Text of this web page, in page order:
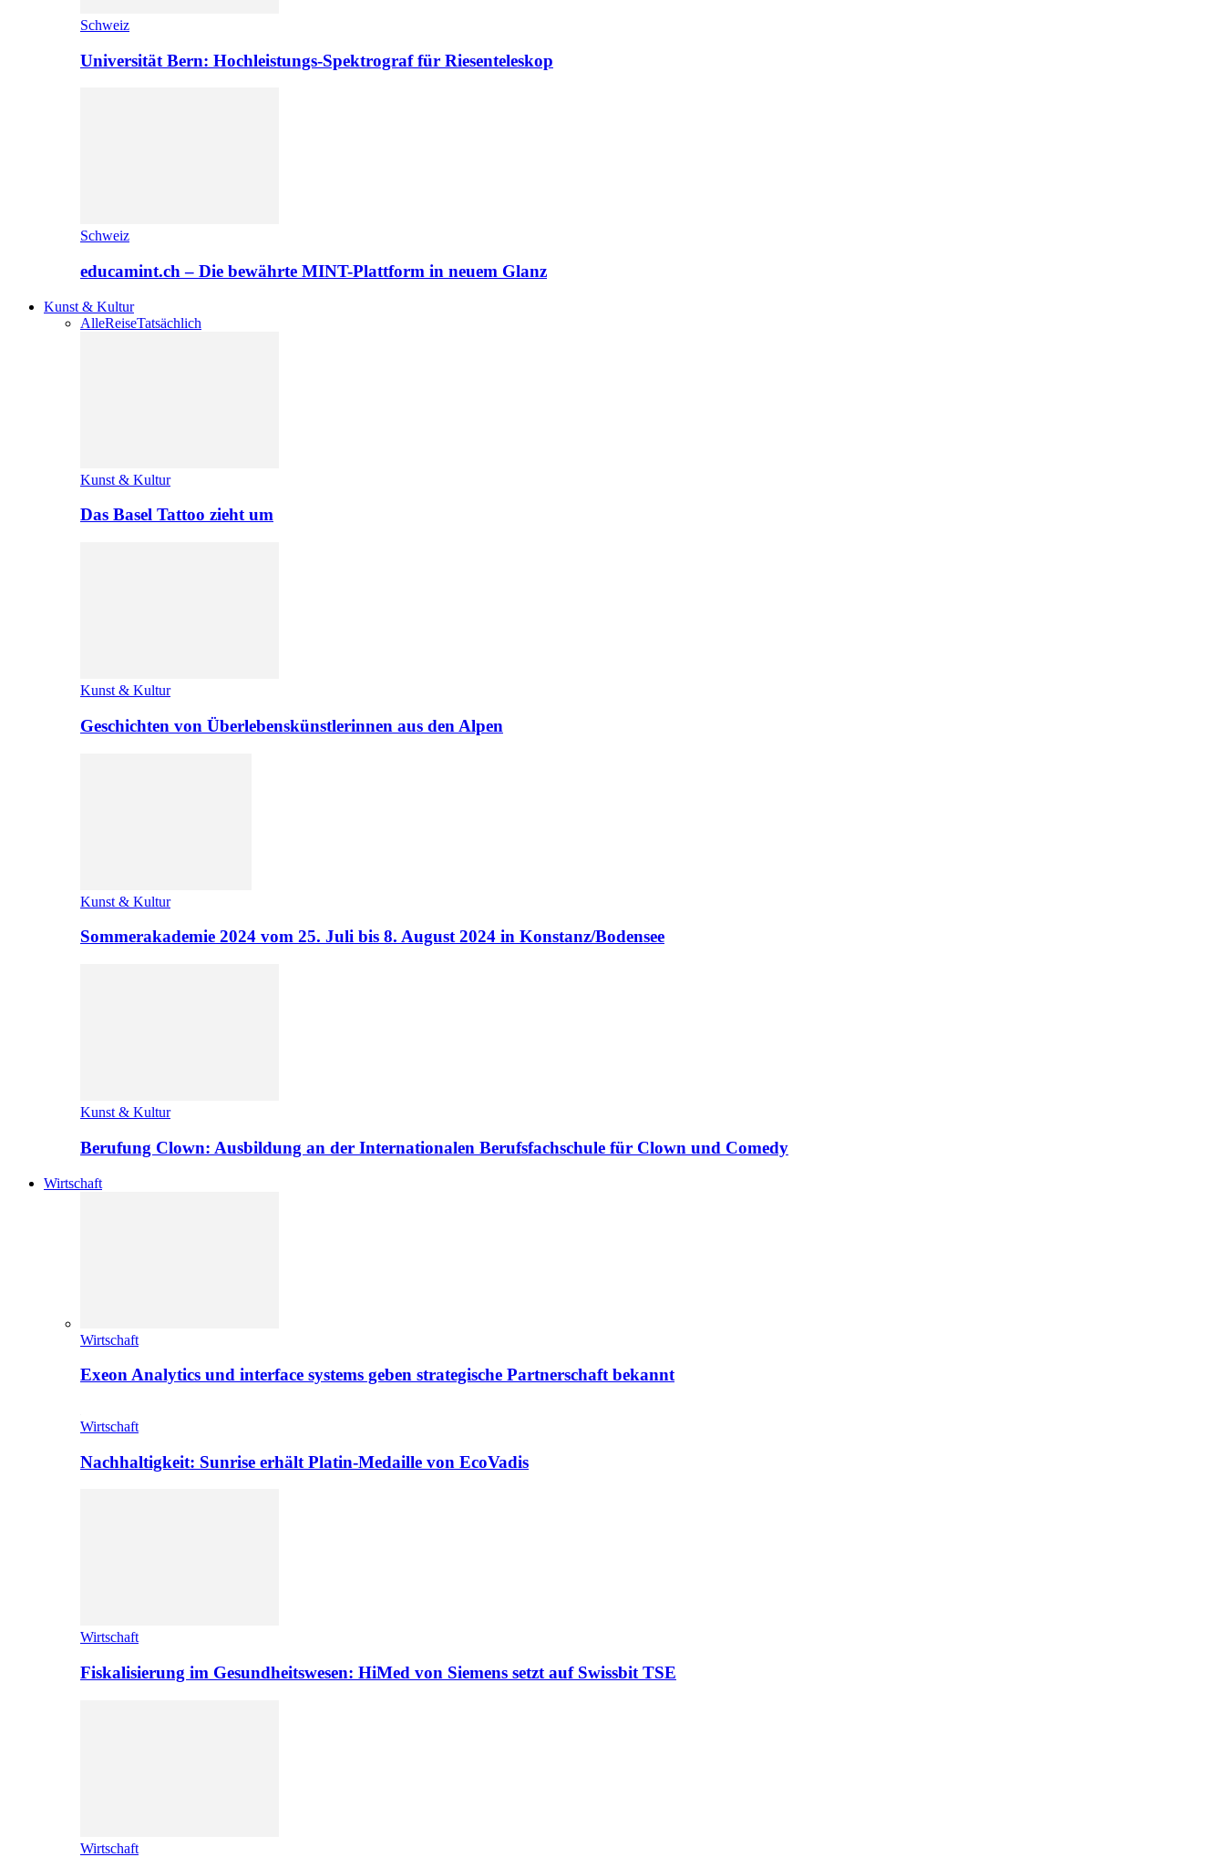
Schweiz
Universität Bern: Hochleistungs-Spektrograf für Riesenteleskop
Schweiz
educamint.ch – Die bewährte MINT-Plattform in neuem Glanz
Kunst & Kultur
AlleReiseTatsächlich
Kunst & Kultur
Das Basel Tattoo zieht um
Kunst & Kultur
Geschichten von Überlebenskünstlerinnen aus den Alpen
Kunst & Kultur
Sommerakademie 2024 vom 25. Juli bis 8. August 2024 in Konstanz/Bodensee
Kunst & Kultur
Berufung Clown: Ausbildung an der Internationalen Berufsfachschule für Clown und Comedy
Wirtschaft
Wirtschaft
Exeon Analytics und interface systems geben strategische Partnerschaft bekannt
Wirtschaft
Nachhaltigkeit: Sunrise erhält Platin-Medaille von EcoVadis
Wirtschaft
Fiskalisierung im Gesundheitswesen: HiMed von Siemens setzt auf Swissbit TSE
Wirtschaft